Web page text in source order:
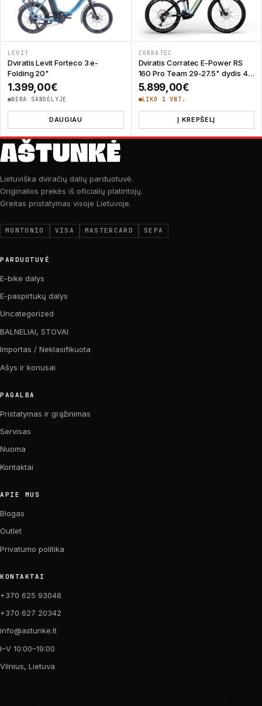
LEVIT
Dviratis Levit Forteco 3 e-
Folding 20"
1.399,00€
NĖRA SANDĖLYJE
DAUGIAU
CORRATEC
Dviratis Corratec E-Power RS
160 Pro Team 29-27.5" dydis 47
cm
5.899,00€
LIKO 1 VNT.
Į KREPŠELĮ
Lietuviška dviračių dalių parduotuvė.
Originalios prekės iš oficialių platintojų.
Greitas pristatymas visoje Lietuvoje.
MONTONIO VISA MASTERCARD SEPA
PARDUOTUVĖ
E-bike dalys
E-paspirtukų dalys
Uncategorized
BALNELIAI, STOVAI
Importas / Neklasifikuota
Ašys ir konusai
PAGALBA
Pristatymas ir grąžinimas
Servisas
Nuoma
Kontaktai
APIE MUS
Blogas
Outlet
Privatumo politika
KONTAKTAI
+370 625 93048
+370 627 20342
info@astunke.lt
I–V 10:00–19:00
Vilnius, Lietuva